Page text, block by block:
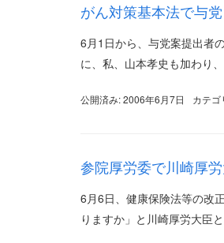
がん対策基本法で与
6月1日から、与党案提出者
に、私、山本孝史も加わり
公開済み: 2006年6月7日 カテゴ
参院厚労委で川崎厚
6月6日、健康保険法等の改
りますか」と川崎厚労大臣